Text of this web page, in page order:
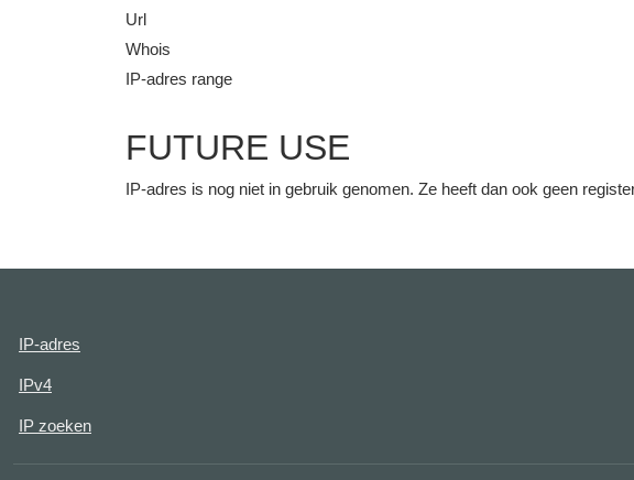
Url
Whois
IP-adres range
FUTURE USE
IP-adres is nog niet in gebruik genomen. Ze heeft dan ook geen
IP-adres
IPv4
IP zoeken